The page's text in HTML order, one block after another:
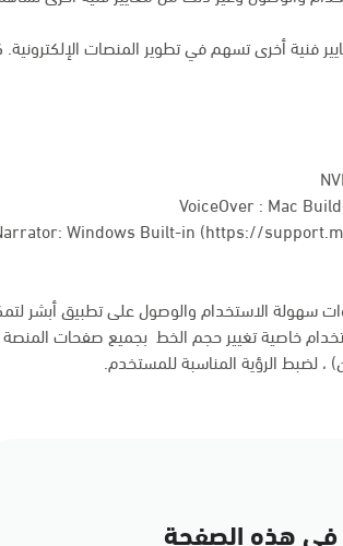
فنية أخرى تسهم في تطوير المنصات الإلكترونية.
VoiceOver : Mac
Windows Built-in (https://
سهولة الاستخدام والوصول على تطبيق أبشر
خاصية تغيير حجم الخط بجميع صفحات المنصة
، لضبط الرؤية المناسبة للمستخدم.
هذه الصفحة